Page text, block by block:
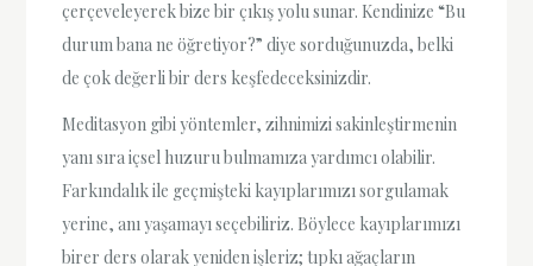
çerçeveleyerek bize bir çıkış yolu sunar. Kendinize “Bu
durum bana ne öğretiyor?” diye sorduğunuzda, belki
de çok değerli bir ders keşfedeceksinizdir.
Meditasyon gibi yöntemler, zihnimizi sakinleştirmenin
yanı sıra içsel huzuru bulmamıza yardımcı olabilir.
Farkındalık ile geçmişteki kayıplarımızı sorgulamak
yerine, anı yaşamayı seçebiliriz. Böylece kayıplarımızı
birer ders olarak yeniden işleriz; tıpkı ağaçların